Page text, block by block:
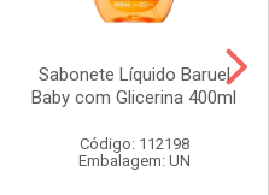
Sabonete Líquido Baruel
Baby com Glicerina 400ml
Código: 112198
Embalagem: UN